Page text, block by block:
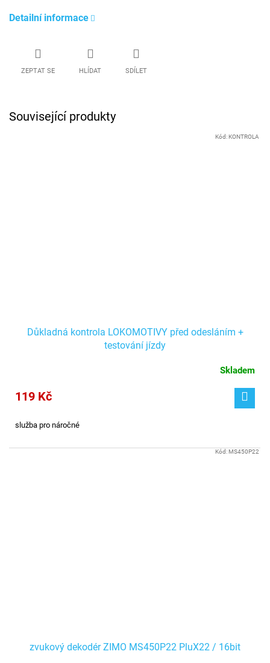
Detailní informace
ZEPTAT SE HLÍDAT SDÍLET
Související produkty
Důkladná kontrola LOKOMOTIVY před odesláním +
testování jízdy
Skladem
119 Kč
služba pro náročné
Kód:KONTROLA
zvukový dekodér ZIMO MS450P22 PluX22 / 16bit
Kód:MS450P22